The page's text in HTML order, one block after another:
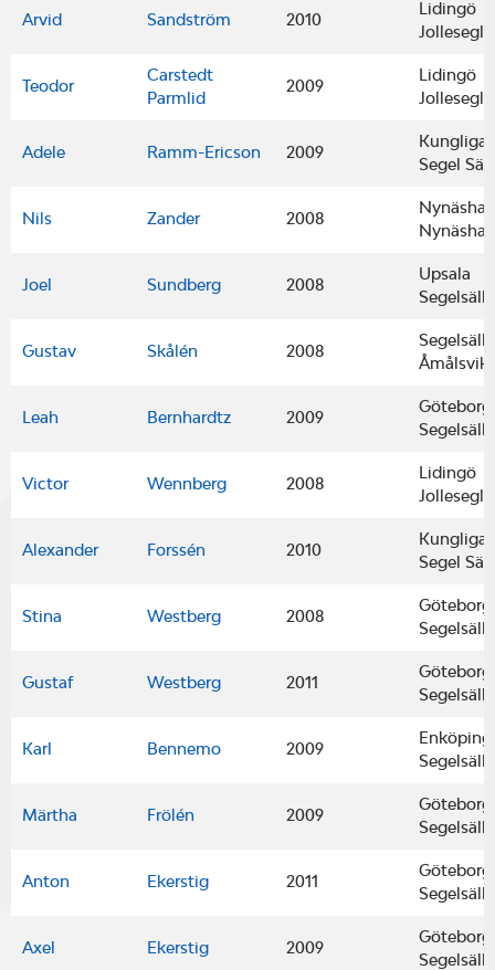
Arvid Sandström 2010
Lidingö
Teodor
Carstedt
Parmlid
2009
Lidingö
Adele Ramm-Ericson 2009
Kungliga
Segel
Nils Zander 2008
Joel Sundberg 2008
Upsala
Gustav Skålén 2008
Leah Bernhardtz 2009
Victor Wennberg 2008
Lidingö
Alexander Forssén 2010
Kungliga
Segel
Stina Westberg 2008
Gustaf Westberg 2011
Karl Bennemo 2009
Märtha Frölén 2009
Anton Ekerstig 2011
Axel Ekerstig 2009